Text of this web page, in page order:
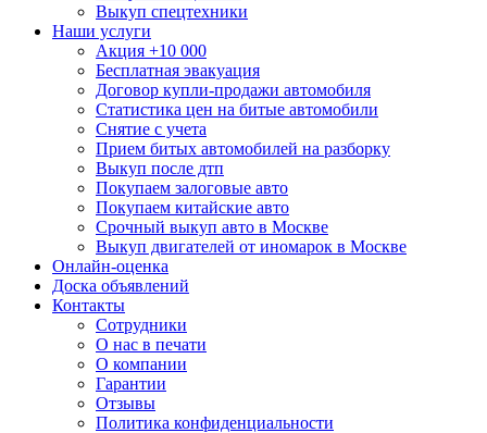
Выкуп спецтехники
Наши услуги
Акция +10 000
Бесплатная эвакуация
Договор купли-продажи автомобиля
Статистика цен на битые автомобили
Снятие с учета
Прием битых автомобилей на разборку
Выкуп после дтп
Покупаем залоговые авто
Покупаем китайские авто
Срочный выкуп авто в Москве
Выкуп двигателей от иномарок в Москве
Онлайн-оценка
Доска объявлений
Контакты
Сотрудники
О нас в печати
О компании
Гарантии
Отзывы
Политика конфиденциальности